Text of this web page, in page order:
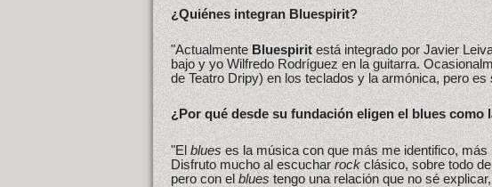
¿Quiénes integran Bluespirit?
"ActualmenteBluespiritestá integrado por Javier
bajo y yo Wilfredo Rodríguez en la guitarra.
de Teatro Dripy) en los teclados y la armónica, pero
¿Por qué desde su fundación eligen el blues
"Elblueses la música con que más me identifico, más
Disfruto mucho al escucharrockclásico, sobre todo
pero con el bluestengo una relación que no sé